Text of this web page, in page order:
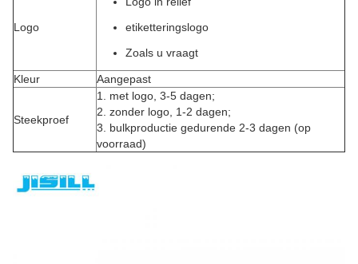
Logo
etiketteringslogo
Zoals u vraagt
Kleur Aangepast
Steekproef
1. met logo, 3-5 dagen;
2. zonder logo, 1-2 dagen;
3. bulkproductie gedurende 2-3 dagen (op
voorraad)